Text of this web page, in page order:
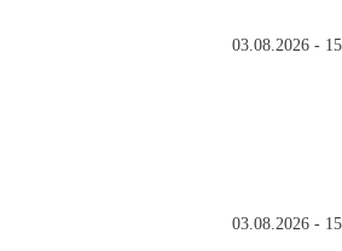
03.08.2026 -
03.08.2026 -